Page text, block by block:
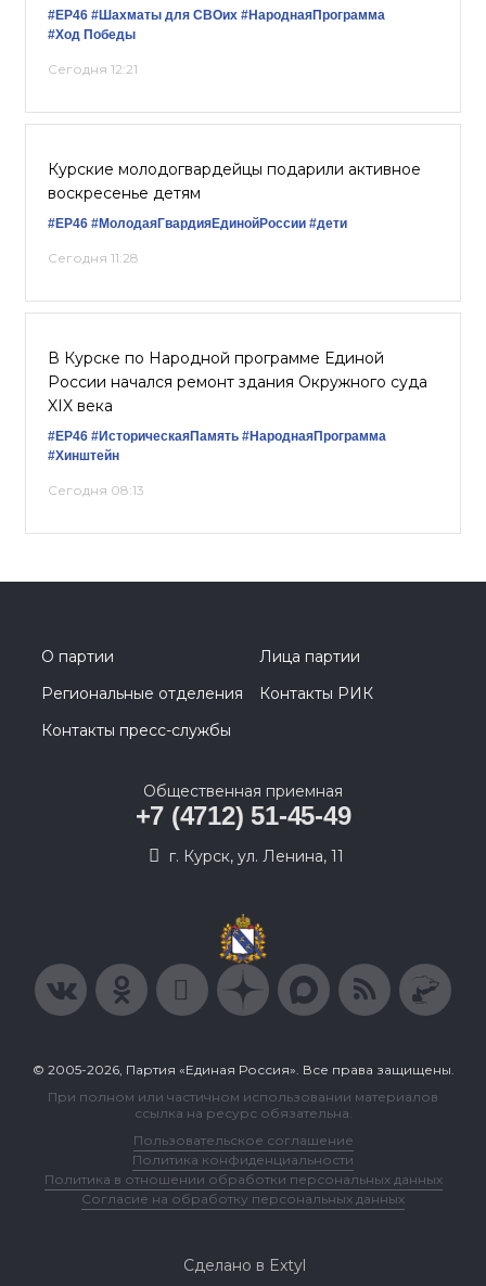
#ЕР46 #Шахматы для СВОих #НароднаяПрограмма
#Ход Победы
Сегодня 12:21
Курские молодогвардейцы подарили активное
воскресенье детям
#ЕР46 #МолодаяГвардияЕдинойРоссии #дети
Сегодня 11:28
В Курске по Народной программе Единой
России начался ремонт здания Окружного суда
XIX века
#ЕР46 #ИсторическаяПамять #НароднаяПрограмма
#Хинштейн
Сегодня 08:13
О партии
Лица партии
Региональные отделения
Контакты РИК
Контакты пресс-службы
Общественная приемная
+7 (4712) 51-45-49
г. Курск, ул. Ленина, 11
© 2005-2026, Партия «Единая Россия». Все права защищены.
При полном или частичном использовании материалов
ссылка на ресурс обязательна.
Пользовательское соглашение
Политика конфиденциальности
Политика в отношении обработки персональных данных
Согласие на обработку персональных данных
Сделано в Extyl